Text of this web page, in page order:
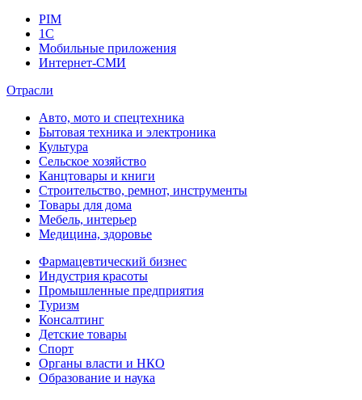
PIM
1C
Мобильные приложения
Интернет-СМИ
Отрасли
Авто, мото и спецтехника
Бытовая техника и электроника
Культура
Сельское хозяйство
Канцтовары и книги
Строительство, ремнот, инструменты
Товары для дома
Мебель, интерьер
Медицина, здоровье
Фармацевтический бизнес
Индустрия красоты
Промышленные предприятия
Туризм
Консалтинг
Детские товары
Спорт
Органы власти и НКО
Образование и наука